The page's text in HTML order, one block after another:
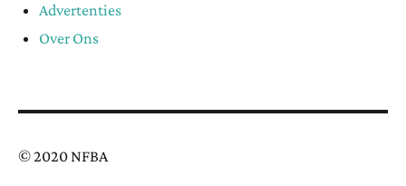
Advertenties
Over Ons
© 2020 NFBA